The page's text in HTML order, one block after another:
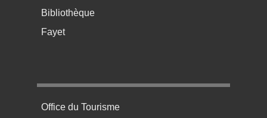
Bibliothèque
Fayet
Menu pratique bas de page 4
Office du Tourisme